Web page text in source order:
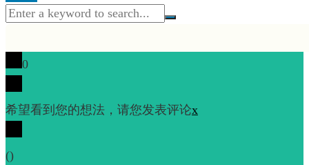
0
希望看到您的想法，请您发表评论x
()